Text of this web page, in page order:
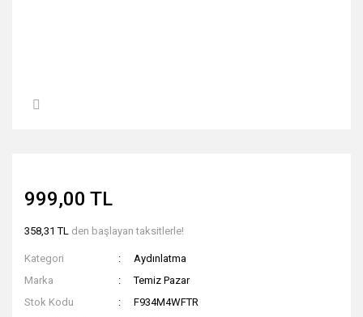
999,00 TL
358,31 TL den başlayan taksitlerle!
Kategori
Aydınlatma
Marka
Temiz Pazar
Stok Kodu
F934M4WFTR